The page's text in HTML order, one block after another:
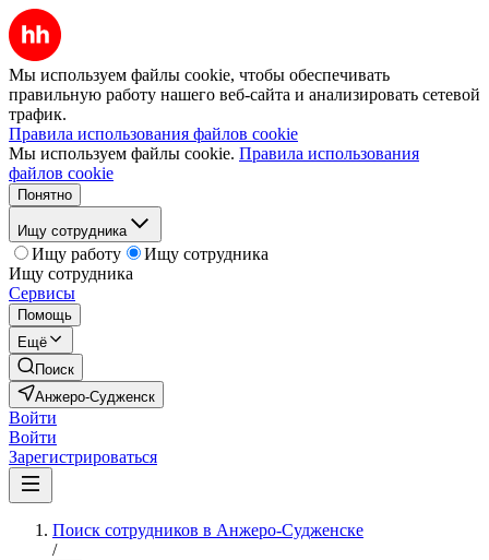
Мы используем файлы cookie, чтобы обеспечивать
правильную работу нашего веб-сайта и анализировать сетевой
трафик.
Правила использования файлов cookie
Мы используем файлы cookie. Правила использования
файлов cookie
Понятно
Ищу сотрудника
Ищу работу
Ищу сотрудника
Ищу сотрудника
Сервисы
Помощь
Ещё
Поиск
Анжеро-Судженск
Войти
Войти
Зарегистрироваться
Поиск сотрудников в Анжеро-Судженске
/